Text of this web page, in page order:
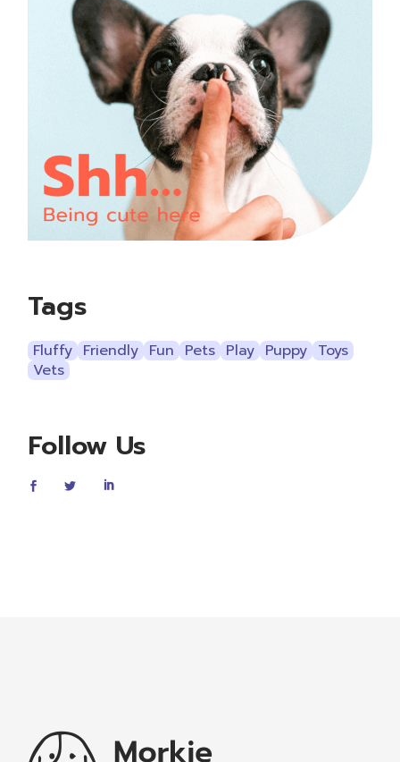
Tags
Fluffy Friendly Fun Pets Play Puppy Toys
Vets
Follow Us